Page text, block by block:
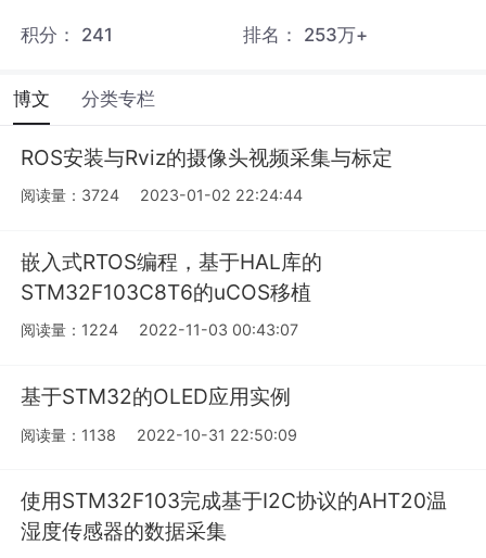
积分： 241 排名： 253万+
博文 分类专栏
ROS安装与Rviz的摄像头视频采集与标定
阅读量：3724 2023-01-02 22:24:44
嵌入式RTOS编程，基于HAL库的
STM32F103C8T6的uCOS移植
阅读量：1224 2022-11-03 00:43:07
基于STM32的OLED应用实例
阅读量：1138 2022-10-31 22:50:09
使用STM32F103完成基于I2C协议的AHT20温
湿度传感器的数据采集